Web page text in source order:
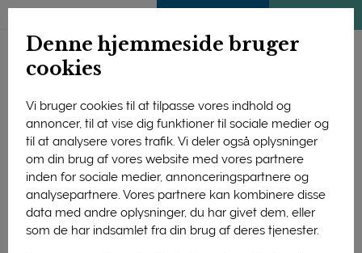
Denne hjemmeside bruger
cookies
Vi bruger cookies til at tilpasse vores indhold og
annoncer, til at vise dig funktioner til sociale medier og
til at analysere vores trafik. Vi deler også oplysninger
om din brug af vores website med vores partnere
inden for sociale medier, annonceringspartnere og
analysepartnere. Vores partnere kan kombinere disse
data med andre oplysninger, du har givet dem, eller
som de har indsamlet fra din brug af deres tjenester.
Forside Forskning og uddannelse
Forskning
Afsluttede projekter
Råvarer & kvalitet
1998
Kaseiners geldannelse
Kaseiners geldannelse